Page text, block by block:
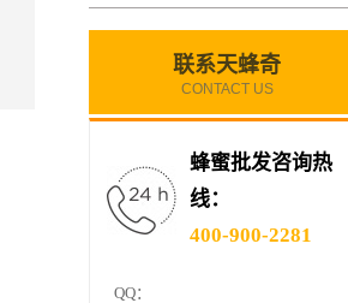
联系天蜂奇
CONTACT US
蜂蜜批发咨询热
线：
400-900-2281
QQ：